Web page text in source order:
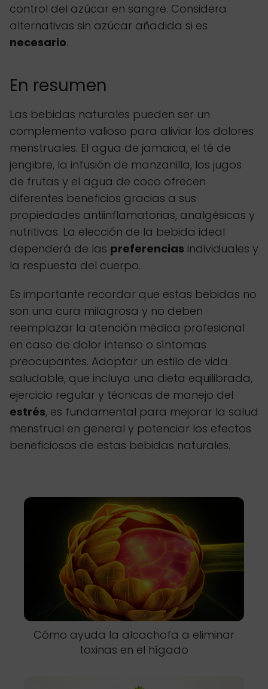
control del azúcar en sangre. Considera
alternativas sin azúcar añadida si es
necesario.
En resumen
Las bebidas naturales pueden ser un
complemento valioso para aliviar los dolores
menstruales. El agua de jamaica, el té de
jengibre, la infusión de manzanilla, los jugos
de frutas y el agua de coco ofrecen
diferentes beneficios gracias a sus
propiedades antiinflamatorias, analgésicas y
nutritivas. La elección de la bebida ideal
dependerá de las preferencias individuales y
la respuesta del cuerpo.
Es importante recordar que estas bebidas no
son una cura milagrosa y no deben
reemplazar la atención médica profesional
en caso de dolor intenso o síntomas
preocupantes. Adoptar un estilo de vida
saludable, que incluya una dieta equilibrada,
ejercicio regular y técnicas de manejo del
estrés, es fundamental para mejorar la salud
menstrual en general y potenciar los efectos
beneficiosos de estas bebidas naturales.
Cómo ayuda la alcachofa a eliminar
toxinas en el hígado